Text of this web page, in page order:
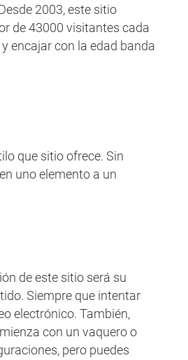
2003, este sitio
de 43000 visitantes cada
encajar con la edad banda
que sitio ofrece. Sin
uno elemento a un
de este sitio será su
Siempre que intentar
electrónico. También,
con un vaquero o
pero puedes